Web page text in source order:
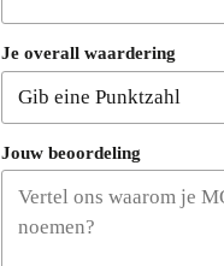
Je overall waardering
Jouw beoordeling